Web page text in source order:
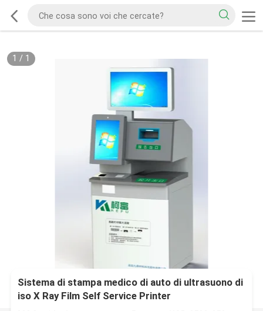
1 / 1
Sistema di stampa medico di auto di ultrasuono di
iso X Ray Film Self Service Printer